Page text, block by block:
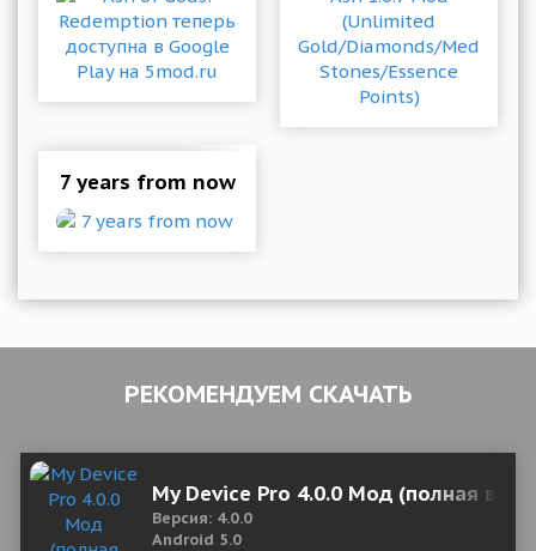
7 years from now
РЕКОМЕНДУЕМ СКАЧАТЬ
My Device Pro 4.0.0 Мод (полная
Версия: 4.0.0
Android 5.0